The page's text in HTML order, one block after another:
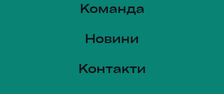
Команда
Новини
Контакти